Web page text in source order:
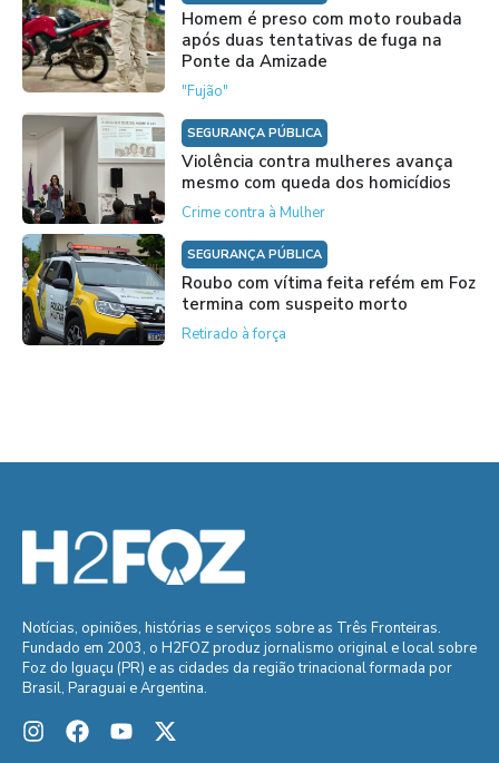
Homem é preso com moto roubada
após duas tentativas de fuga na
Ponte da Amizade
"Fujão"
SEGURANÇA PÚBLICA
Violência contra mulheres avança
mesmo com queda dos homicídios
Crime contra à Mulher
SEGURANÇA PÚBLICA
Roubo com vítima feita refém em Foz
termina com suspeito morto
Retirado à força
Notícias, opiniões, histórias e serviços sobre as Três Fronteiras.
Fundado em 2003, o H2FOZ produz jornalismo original e local sobre
Foz do Iguaçu (PR) e as cidades da região trinacional formada por
Brasil, Paraguai e Argentina.